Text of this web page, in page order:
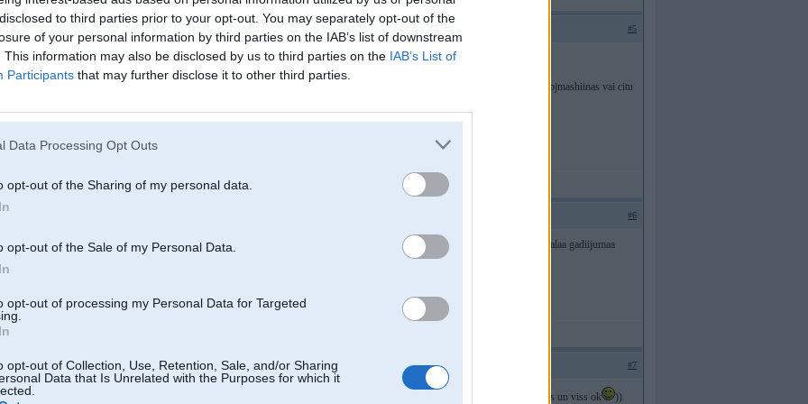
to third parties prior to your opt-out. You may separately opt-out of the
of your personal information by third parties on the IAB’s list of downstream
This information may also be disclosed by us to third parties on the IAB’s List of
Participants that may further disclose it to other third parties.
Data Processing Opt Outs
opt-out of the Sharing of my personal data.
opt-out of the Sale of my Personal Data.
opt-out of processing my Personal Data for Targeted
opt-out of Collection, Use, Retention, Sale, and/or Sharing
Data that Is Unrelated with the Purposes for which it
#5
nu tu jau mani saprati burtiski.
protams, var visu un galvenais ir jau tikai $$$ .
te es biju domaajis , ka vareetu taa vienkaarshi nonjemt un uzlikt bez speciaalas metinaashanas mashiinas vai urbjmashiinas vai citu
es jau pats arii taisos uzlikt savam agregaatam turbiinu
#6
Varbuut kaads ir gatavs notirgot nedauziitu origjinaalo prieksheejo buferi no e30 peec reviluucijas - ’88.g. (ideaalaa gadiijumaa
delphin metalic kraasaa). Gribu ar visiem prichindaaljiem (pavarotnjiki var buut, var nebuut)
23. Jul 2004, 16:56 #7
...cik zinu prieksheejo buferi var noaminiit pilniigaa mieraa, bet kopaa ar buferi mainaams arii miglinieku belkhis un viss ok
))